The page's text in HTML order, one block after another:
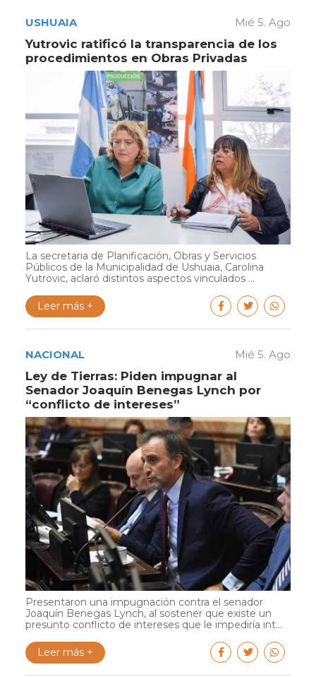
USHUAIA Mié 5. Ago
Yutrovic ratificó la transparencia de los
procedimientos en Obras Privadas
La secretaria de Planificación, Obras y Servicios
Públicos de la Municipalidad de Ushuaia, Carolina
Yutrovic, aclaró distintos aspectos vinculados ...
Leer más +
NACIONAL Mié 5. Ago
Ley de Tierras: Piden impugnar al
Senador Joaquín Benegas Lynch por
“conflicto de intereses”
Presentaron una impugnación contra el senador
Joaquín Benegas Lynch, al sostener que existe un
presunto conflicto de intereses que le impediría int...
Leer más +